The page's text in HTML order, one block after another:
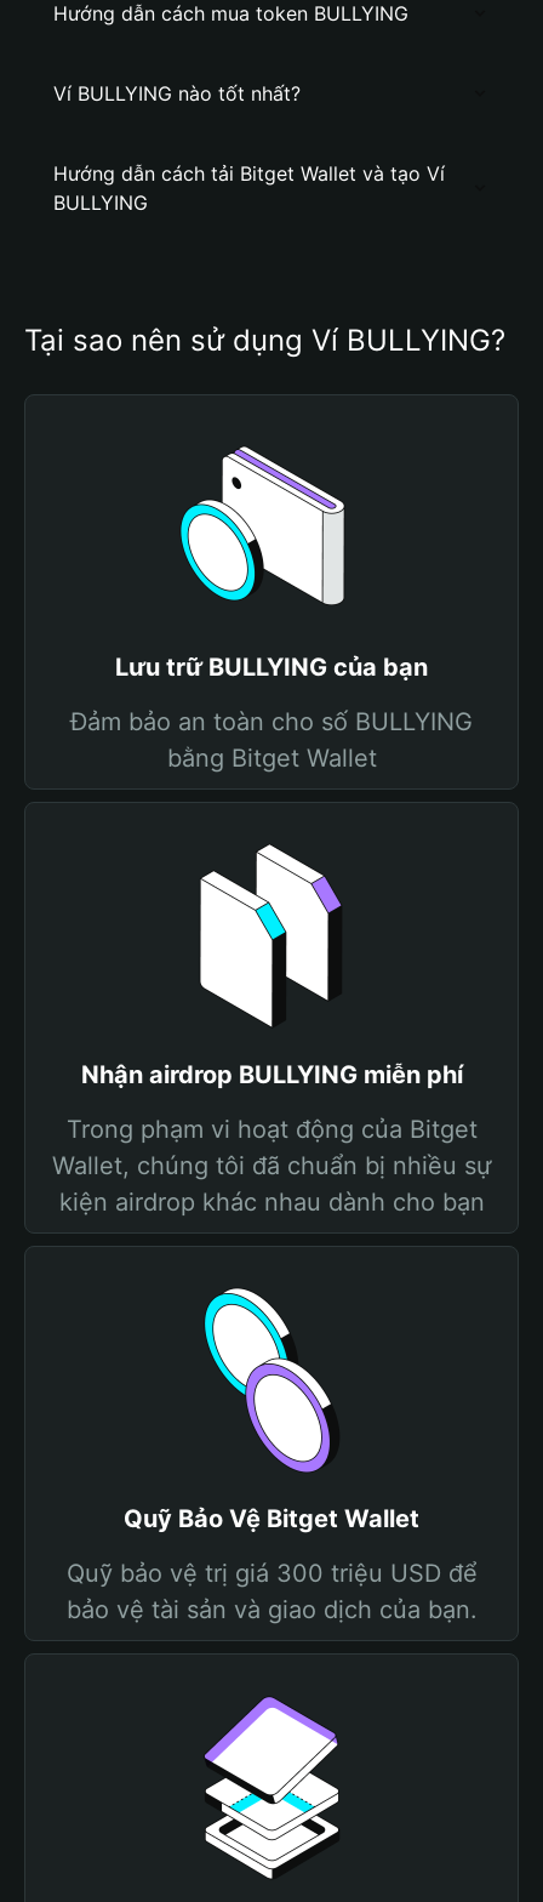
Hướng dẫn cách mua token BULLYING
Ví BULLYING nào tốt nhất?
Hướng dẫn cách tải Bitget Wallet và tạo Ví
BULLYING
Tại sao nên sử dụng Ví BULLYING?
Lưu trữ BULLYING của bạn
Đảm bảo an toàn cho số BULLYING
bằng Bitget Wallet
Nhận airdrop BULLYING miễn phí
Trong phạm vi hoạt động của Bitget
Wallet, chúng tôi đã chuẩn bị nhiều sự
kiện airdrop khác nhau dành cho bạn
Quỹ Bảo Vệ Bitget Wallet
Quỹ bảo vệ trị giá 300 triệu USD để
bảo vệ tài sản và giao dịch của bạn.